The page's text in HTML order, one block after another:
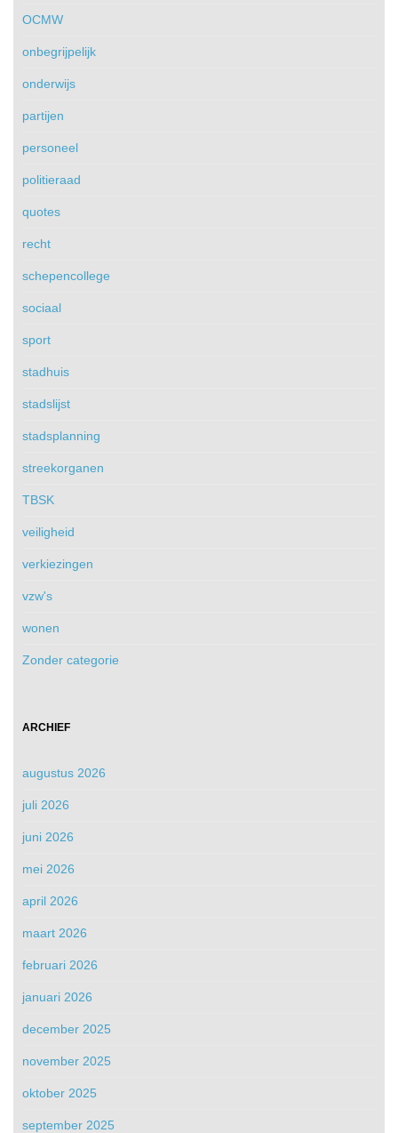
OCMW
onbegrijpelijk
onderwijs
partijen
personeel
politieraad
quotes
recht
schepencollege
sociaal
sport
stadhuis
stadslijst
stadsplanning
streekorganen
TBSK
veiligheid
verkiezingen
vzw's
wonen
Zonder categorie
ARCHIEF
augustus 2026
juli 2026
juni 2026
mei 2026
april 2026
maart 2026
februari 2026
januari 2026
december 2025
november 2025
oktober 2025
september 2025